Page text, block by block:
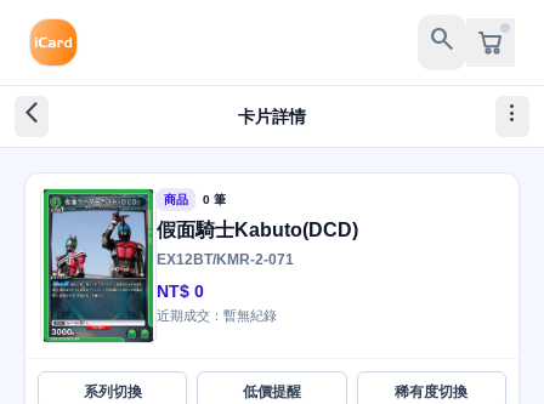
search
arrow_back_ios_new 卡片詳情 more_vert
商品 0 筆
假面騎士Kabuto(DCD)
EX12BT/KMR-2-071
NT$ 0
近期成交：暫無紀錄
系列切換 低價提醒 稀有度切換